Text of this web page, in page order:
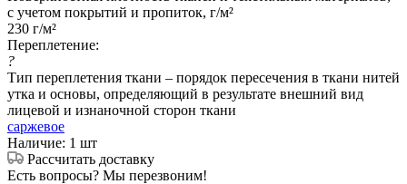
с учетом покрытий и пропиток, г/м²
230 г/м²
Переплетение:
?
Тип переплетения ткани – порядок пересечения в ткани нитей
утка и основы, определяющий в результате внешний вид
лицевой и изнаночной сторон ткани
саржевое
Наличие: 1 шт
Рассчитать доставку
Есть вопросы? Мы перезвоним!